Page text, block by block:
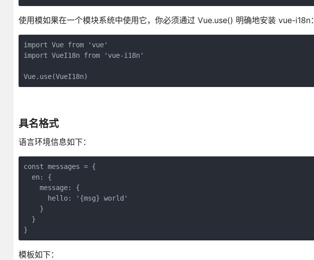
使用模如果在一个模块系统中使用它，你必须通过 Vue.use() 明确地安装 vue-i18n：
import Vue from 'vue'
import VueI18n from 'vue-i18n'
Vue.use(VueI18n)
具名格式
语言环境信息如下：
const messages = {
  en: {
    message: {
      hello: '{msg} world'
    }
  }
模板如下：